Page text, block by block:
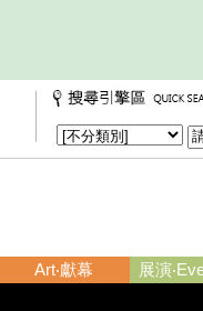
Art‧獻幕 展演